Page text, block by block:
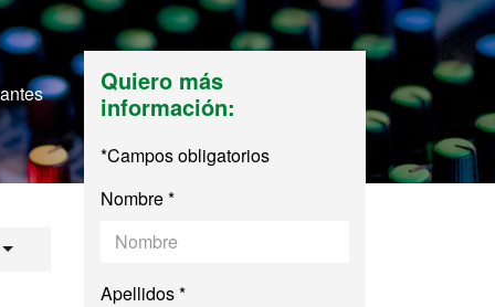
Quiero más
información:
*Campos obligatorios
Nombre *
Apellidos *